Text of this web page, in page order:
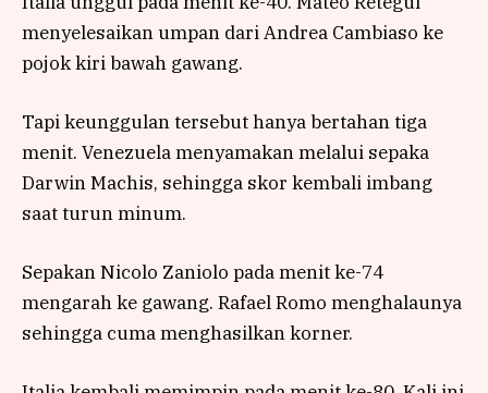
menyelesaikan umpan dari Andrea Cambiaso ke
pojok kiri bawah gawang.
Tapi keunggulan tersebut hanya bertahan tiga
menit. Venezuela menyamakan melalui sepaka
Darwin Machis, sehingga skor kembali imbang
saat turun minum.
Sepakan Nicolo Zaniolo pada menit ke-74
mengarah ke gawang. Rafael Romo menghalaunya
sehingga cuma menghasilkan korner.